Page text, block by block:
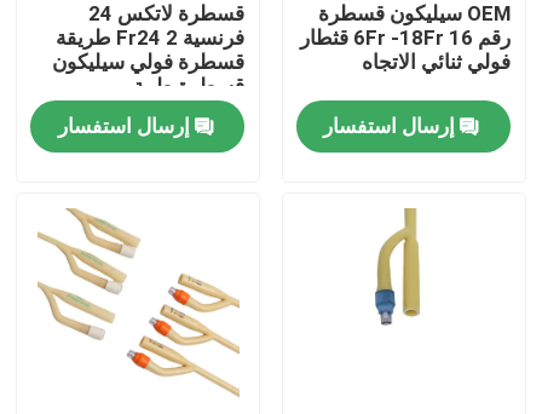
منزل
OEM سيليكون قسطرة
رقم 16 6Fr -18Fr قثطار
فولي ثنائي الاتجاه
إرسال استفسار
قسطرة لاتكس 24
فرنسية Fr24 2 طريقة
قسطرة فولي سيليكون
قسطرة طبية
إرسال استفسار